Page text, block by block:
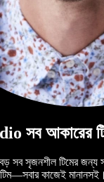
সব আকারের
সব সৃজনশীল টিমের জন্য
কাজেই মানানসই।